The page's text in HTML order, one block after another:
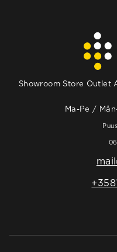
Showroom Store
Ma-Pe /